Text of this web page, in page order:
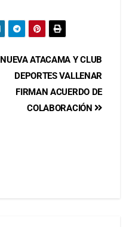
NUEVA ATACAMA Y CLUB
DEPORTES VALLENAR
FIRMAN ACUERDO DE
COLABORACIÓN